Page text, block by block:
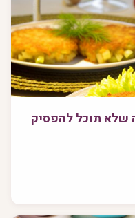
שלא תוכל להפסיק